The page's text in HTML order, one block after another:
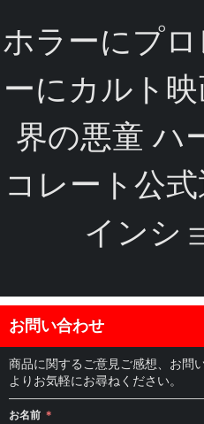
ホラーにプ
ーにカルト
界の悪童 ハ
コレート公
インシ
お問い合わせ
商品に関するご意見ご感想、お問
よりお気軽にお尋ねください。
お名前 ＊